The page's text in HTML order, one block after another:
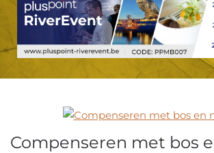
Compenseren met bos